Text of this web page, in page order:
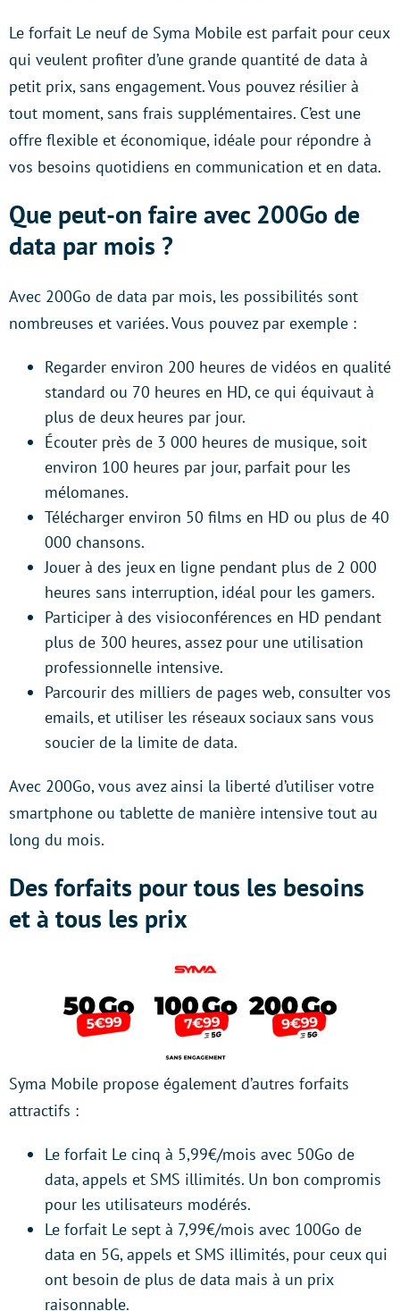
Le forfait Le neuf de Syma Mobile est parfait pour ceux
qui veulent profiter d’une grande quantité de data à
petit prix, sans engagement. Vous pouvez résilier à
tout moment, sans frais supplémentaires. C’est une
offre flexible et économique, idéale pour répondre à
vos besoins quotidiens en communication et en data.
Que peut-on faire avec 200Go de
data par mois ?
Avec 200Go de data par mois, les possibilités sont
nombreuses et variées. Vous pouvez par exemple :
Regarder environ 200 heures de vidéos en qualité
standard ou 70 heures en HD, ce qui équivaut à
plus de deux heures par jour.
Écouter près de 3 000 heures de musique, soit
environ 100 heures par jour, parfait pour les
mélomanes.
Télécharger environ 50 films en HD ou plus de 40
000 chansons.
Jouer à des jeux en ligne pendant plus de 2 000
heures sans interruption, idéal pour les gamers.
Participer à des visioconférences en HD pendant
plus de 300 heures, assez pour une utilisation
professionnelle intensive.
Parcourir des milliers de pages web, consulter vos
emails, et utiliser les réseaux sociaux sans vous
soucier de la limite de data.
Avec 200Go, vous avez ainsi la liberté d’utiliser votre
smartphone ou tablette de manière intensive tout au
long du mois.
Des forfaits pour tous les besoins
et à tous les prix
Syma Mobile propose également d’autres forfaits
attractifs :
Le forfait Le cinq à 5,99€/mois avec 50Go de
data, appels et SMS illimités. Un bon compromis
pour les utilisateurs modérés.
Le forfait Le sept à 7,99€/mois avec 100Go de
data en 5G, appels et SMS illimités, pour ceux qui
ont besoin de plus de data mais à un prix
raisonnable.